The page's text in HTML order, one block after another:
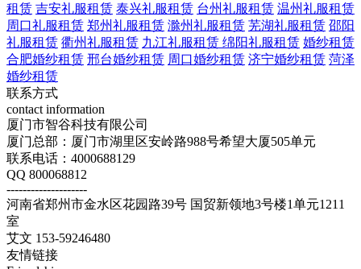
租赁 吉安礼服租赁 泰兴礼服租赁 台州礼服租赁 温州礼服租赁
周口礼服租赁 郑州礼服租赁 滁州礼服租赁 芜湖礼服租赁 邵阳
礼服租赁 衢州礼服租赁 九江礼服租赁 绵阳礼服租赁 婚纱租赁
合肥婚纱租赁 邢台婚纱租赁 周口婚纱租赁 济宁婚纱租赁 菏泽
婚纱租赁
联系方式
contact information
厦门市智谷科技有限公司
厦门总部：厦门市湖里区安岭路988号希望大厦505单元
联系电话：4000688129
QQ 800068812
--------------------
河南省郑州市金水区花园路39号 国贸新领地3号楼1单元1211
室
艾文 153-59246480
友情链接